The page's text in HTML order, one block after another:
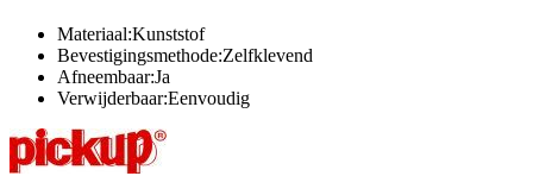
Materiaal:Kunststof
Bevestigingsmethode:Zelfklevend
Afneembaar:Ja
Verwijderbaar:Eenvoudig